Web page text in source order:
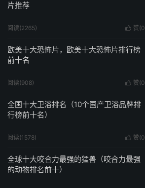
片推荐
 赞(0
阅读(2265)
欧美十大恐怖片，欧美十大恐怖片排行榜
前十名
 赞(0
阅读(908)
全国十大卫浴排名（10个国产卫浴品牌排
行榜前十名）
 赞(0
阅读(1578)
全球十大咬合力最强的猛兽（咬合力最强
的动物排名前十）